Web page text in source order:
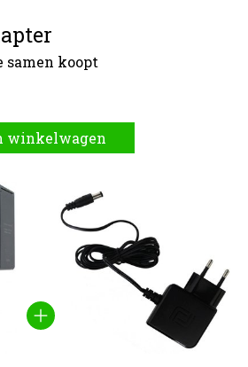
samen koopt
winkelwagen
producten